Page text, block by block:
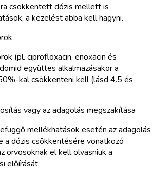
csökkentett dózis mellett is
a kezelést abba kell hagyni.
(pl. ciprofloxacin, enoxacin és
együttes alkalmazásakor a
kal csökkenteni kell (lásd 4.5 és
vagy az adagolás megszakítása
mellékhatások esetén az adagolás
a dózis csökkentésére vonatkozó
orvosoknak el kell olvasniuk a
előírását.